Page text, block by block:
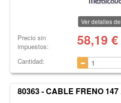
Ver detalles
Precio sin
impuestos:
58,19 €
Cantidad:
80363 - CABLE FRENO